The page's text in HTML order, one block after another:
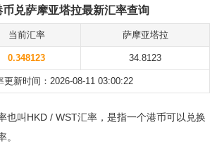
币兑萨摩亚塔拉最新汇率查询
当前汇率 萨摩亚塔拉
0.348123 34.8123
更新时间：2026-08-11 03:00:22
也叫HKD / WST汇率，是指一个港币可以兑换
。